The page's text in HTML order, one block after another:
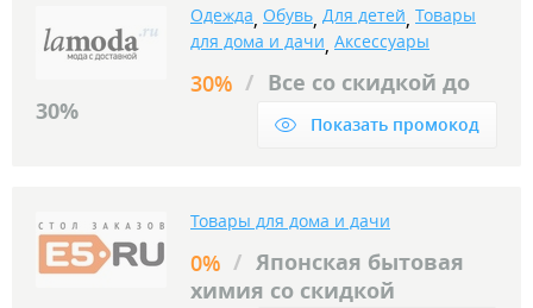
Одежда, Обувь, Для детей, Товары
для дома и дачи, Аксессуары
30% / Все со скидкой до
30%
Показать промокод
Товары для дома и дачи
0% / Японская бытовая
химия со скидкой